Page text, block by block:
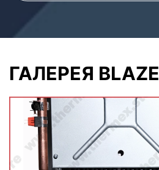
ГАЛЕРЕЯ BLAZE